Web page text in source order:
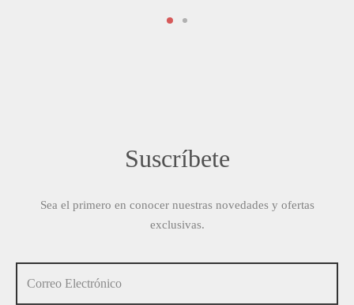
Suscríbete
Sea el primero en conocer nuestras novedades y ofertas
exclusivas.